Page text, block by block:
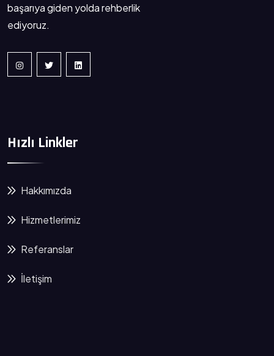
başarıya giden yolda rehberlik
ediyoruz.
Hızlı Linkler
Hakkımızda
Hizmetlerimiz
Referanslar
İletişim